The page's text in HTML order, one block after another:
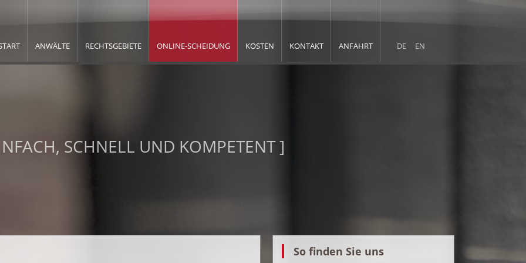
ANWÄLTE RECHTSGEBIETE ONLINE-SCHEIDUNG KOSTEN KONTAKT ANFAHRT DE EN
SCHNELL UND KOMPETENT ]
So finden Sie uns